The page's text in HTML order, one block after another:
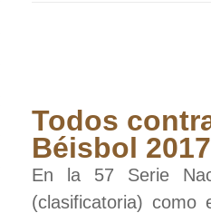
Todos
Béisbol
En la 57 Serie
(clasificatoria) como